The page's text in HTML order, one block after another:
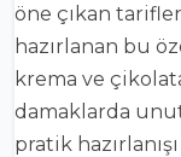
öne çıkan
hazırlanan bu
krema ve
damaklarda
pratik